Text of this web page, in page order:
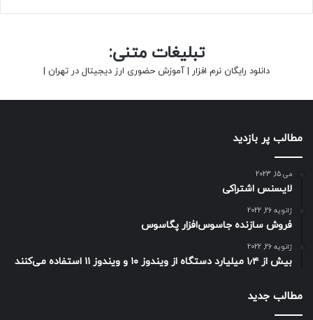
تبلیغات متنی:
دانلود رایگان نرم افزار | آموزش حضوری ارز دیجیتال در تهران |
مطالب پر بازدید
می 15, 2023
لایسنس اشتراکی
ژانویه 26, 2022
فروش سازنده جاسوس‌افزار پگاسوس
ژانویه 26, 2022
بیش از ۱٫۴ میلیارد دستگاه از ویندوز ۱۰ و ویندوز ۱۱ استفاده می‌کنند
مطالب جدید